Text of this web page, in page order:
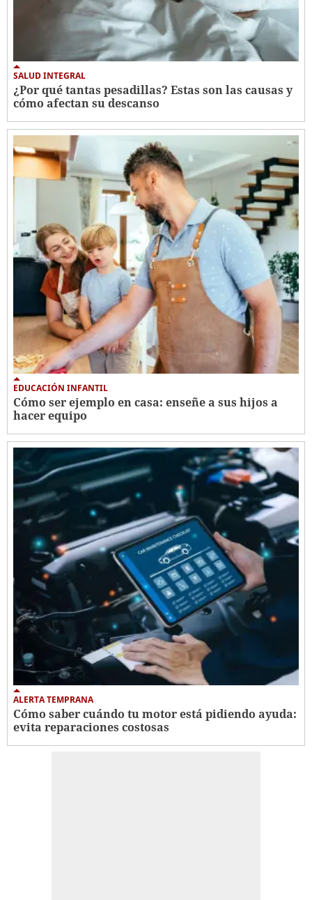
SALUD INTEGRAL
¿Por qué tantas pesadillas? Estas son las causas y
cómo afectan su descanso
EDUCACIÓN INFANTIL
Cómo ser ejemplo en casa: enseñe a sus hijos a
hacer equipo
ALERTA TEMPRANA
Cómo saber cuándo tu motor está pidiendo ayuda:
evita reparaciones costosas